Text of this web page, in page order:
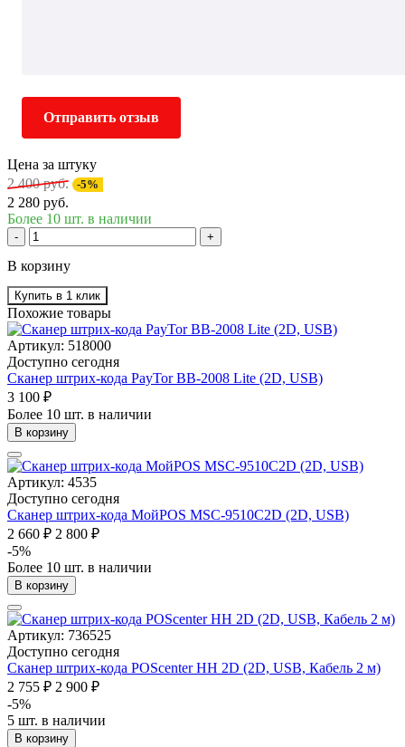
Отправить отзыв
Цена за штуку
2 400 руб. -5%
2 280 руб.
Более 10 шт. в наличии
- +
В корзину
Купить в 1 клик
Похожие товары
Артикул: 518000
Доступно сегодня
Сканер штрих-кода PayTor BB-2008 Lite (2D, USB)
3 100 ₽
Более 10 шт. в наличии
В корзину
Артикул: 4535
Доступно сегодня
Сканер штрих-кода МойPOS MSC-9510C2D (2D, USB)
2 660 ₽ 2 800 ₽
-5%
Более 10 шт. в наличии
В корзину
Артикул: 736525
Доступно сегодня
Сканер штрих-кода POScenter HH 2D (2D, USB, Кабель 2 м)
2 755 ₽ 2 900 ₽
-5%
5 шт. в наличии
В корзину